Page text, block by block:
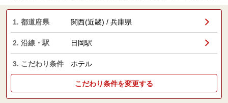
1. 都道府県 関西(近畿) / 兵庫県
2. 沿線・駅 日岡駅
3. こだわり条件 ホテル
こだわり条件を変更する